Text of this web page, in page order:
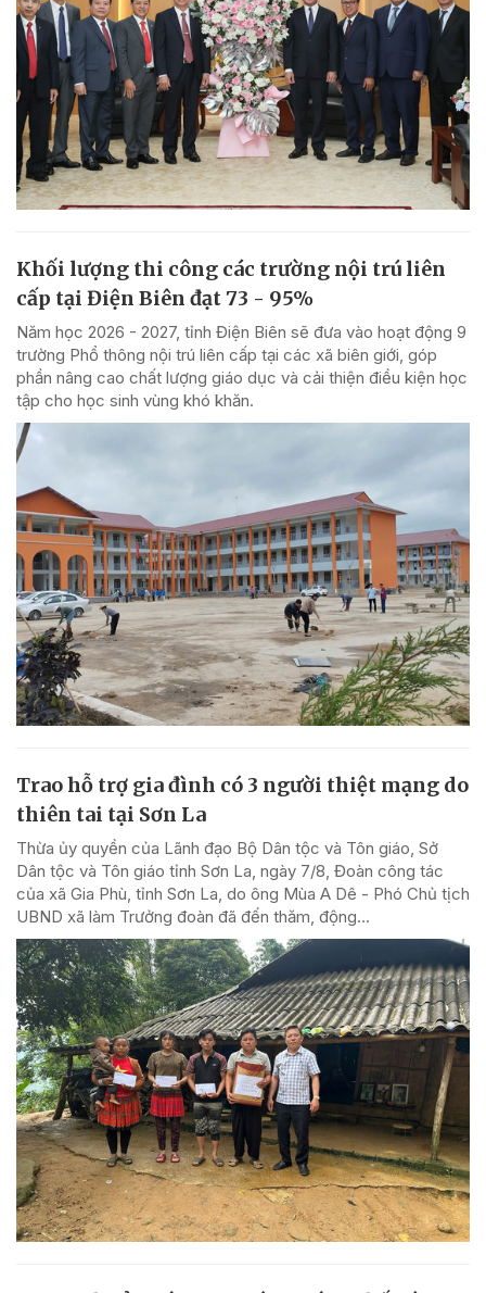
Khối lượng thi công các trường nội trú liên
cấp tại Điện Biên đạt 73 - 95%
Năm học 2026 - 2027, tỉnh Điện Biên sẽ đưa vào hoạt động 9
trường Phổ thông nội trú liên cấp tại các xã biên giới, góp
phần nâng cao chất lượng giáo dục và cải thiện điều kiện học
tập cho học sinh vùng khó khăn.
Trao hỗ trợ gia đình có 3 người thiệt mạng do
thiên tai tại Sơn La
Thừa ủy quyền của Lãnh đạo Bộ Dân tộc và Tôn giáo, Sở
Dân tộc và Tôn giáo tỉnh Sơn La, ngày 7/8, Đoàn công tác
của xã Gia Phù, tỉnh Sơn La, do ông Mùa A Dê - Phó Chủ tịch
UBND xã làm Trưởng đoàn đã đến thăm, động...